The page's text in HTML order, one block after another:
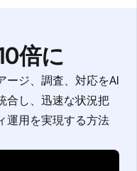
倍に
ージ、調査、対応をAI
合し、迅速な状況把
運用を実現する方法